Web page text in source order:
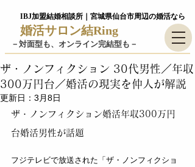
IBJ加盟結婚相談所｜宮城県仙台市周辺の婚活なら
婚活サロン結Ring
－​対面型も、オンライン完結型も－
ザ・ノンフィクション 30代男性／年収
300万円台／婚活の現実を仲人が解説
更新日： 3月8日
ザ・ノンフィクション婚活年収300万円
台婚活男性が話題
フジテレビで放送された「ザ・ノンフィクショ